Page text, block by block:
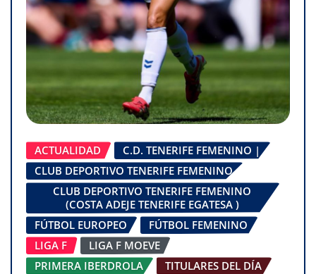
ACTUALIDAD
C.D. TENERIFE FEMENINO |
CLUB DEPORTIVO TENERIFE FEMENINO
CLUB DEPORTIVO TENERIFE FEMENINO
(COSTA ADEJE TENERIFE EGATESA )
FÚTBOL EUROPEO
FÚTBOL FEMENINO
LIGA F
LIGA F MOEVE
PRIMERA IBERDROLA
TITULARES DEL DÍA